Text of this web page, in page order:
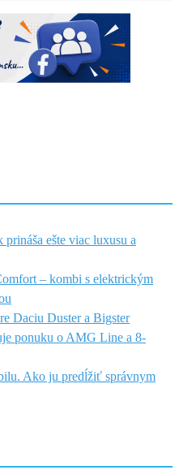
ešte viac luxusu a
– kombi s elektrickým
Daciu Duster a Bigster
ponuku o AMG Line a 8-
Ako ju predĺžiť správnym